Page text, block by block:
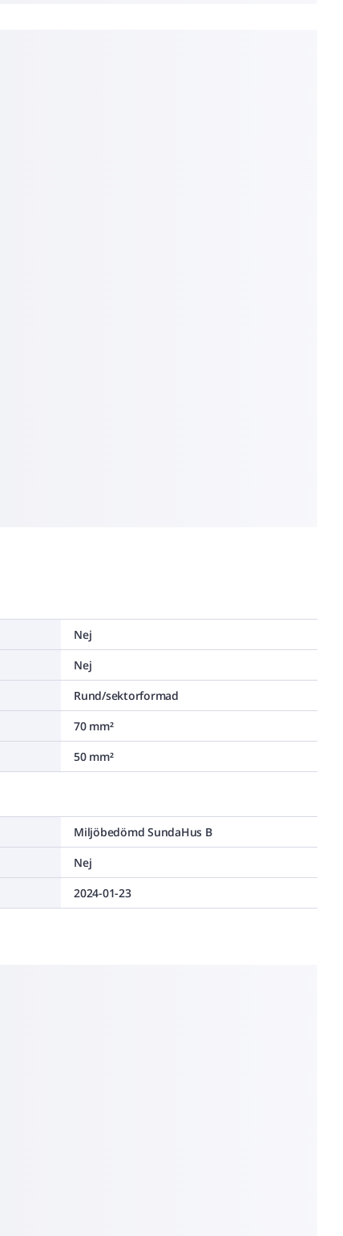
Nej
Nej
Rund/sektorformad
70 mm²
50 mm²
Miljöbedömd SundaHus B
Nej
2024-01-23